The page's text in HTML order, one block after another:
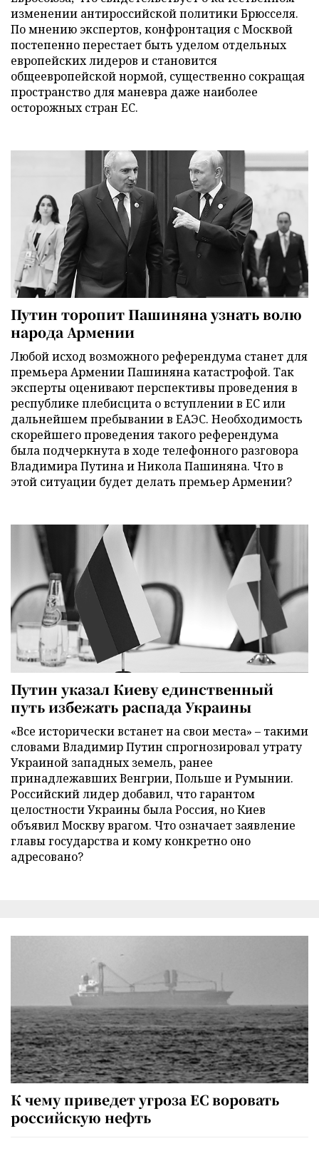
изменении антироссийской политики Брюсселя.
По мнению экспертов, конфронтация с Москвой
постепенно перестает быть уделом отдельных
европейских лидеров и становится
общеевропейской нормой, существенно сокращая
пространство для маневра даже наиболее
осторожных стран ЕС.
Путин торопит Пашиняна узнать волю
народа Армении
Любой исход возможного референдума станет для
премьера Армении Пашиняна катастрофой. Так
эксперты оценивают перспективы проведения в
республике плебисцита о вступлении в ЕС или
дальнейшем пребывании в ЕАЭС. Необходимость
скорейшего проведения такого референдума
была подчеркнута в ходе телефонного разговора
Владимира Путина и Никола Пашиняна. Что в
этой ситуации будет делать премьер Армении?
Путин указал Киеву единственный
путь избежать распада Украины
«Все исторически встанет на свои места» – такими
словами Владимир Путин спрогнозировал утрату
Украиной западных земель, ранее
принадлежавших Венгрии, Польше и Румынии.
Российский лидер добавил, что гарантом
целостности Украины была Россия, но Киев
объявил Москву врагом. Что означает заявление
главы государства и кому конкретно оно
адресовано?
К чему приведет угроза ЕС воровать
российскую нефть